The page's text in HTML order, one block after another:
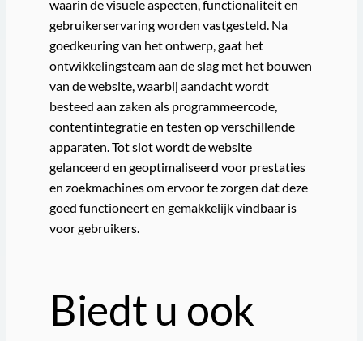
waarin de visuele aspecten, functionaliteit en
gebruikerservaring worden vastgesteld. Na
goedkeuring van het ontwerp, gaat het
ontwikkelingsteam aan de slag met het bouwen
van de website, waarbij aandacht wordt
besteed aan zaken als programmeercode,
contentintegratie en testen op verschillende
apparaten. Tot slot wordt de website
gelanceerd en geoptimaliseerd voor prestaties
en zoekmachines om ervoor te zorgen dat deze
goed functioneert en gemakkelijk vindbaar is
voor gebruikers.
Biedt u ook